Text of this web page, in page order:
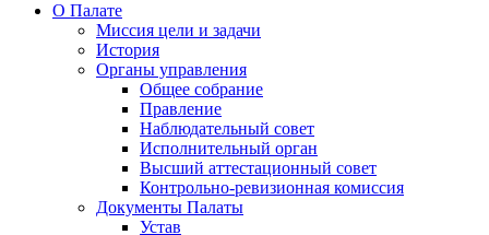
О Палате
Миссия цели и задачи
История
Органы управления
Общее собрание
Правление
Наблюдательный совет
Исполнительный орган
Высший аттестационный совет
Контрольно-ревизионная комиссия
Документы Палаты
Устав